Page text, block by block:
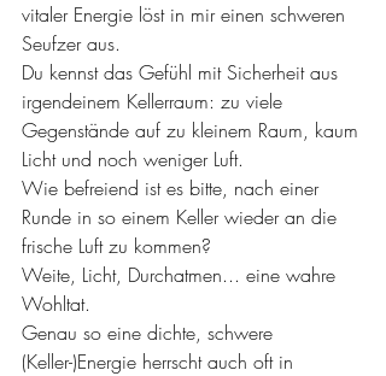
vitaler Energie löst in mir einen schweren
Seufzer aus.
Du kennst das Gefühl mit Sicherheit aus
irgendeinem Kellerraum: zu viele
Gegenstände auf zu kleinem Raum, kaum
Licht und noch weniger Luft.
Wie befreiend ist es bitte, nach einer
Runde in so einem Keller wieder an die
frische Luft zu kommen?
Weite, Licht, Durchatmen... eine wahre
Wohltat.
Genau so eine dichte, schwere
(Keller-)Energie herrscht auch oft in